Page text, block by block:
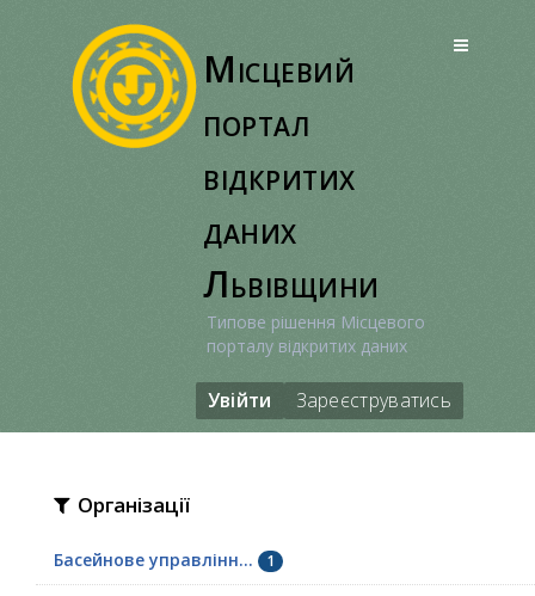
Місцевий
портал
відкритих
даних
Львівщини
Типове рішення Місцевого
порталу відкритих даних
Увійти Зареєструватись
Організації
Басейнове управлінн... 1